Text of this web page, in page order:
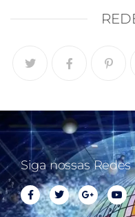
Siga nossas Redes